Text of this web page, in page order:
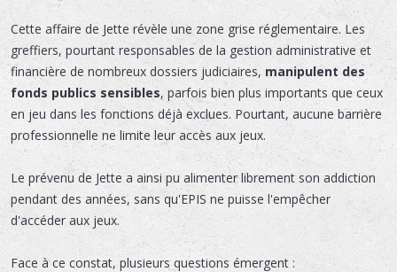
Cette affaire de Jette révèle une zone grise réglementaire. Les
greffiers, pourtant responsables de la gestion administrative et
financière de nombreux dossiers judiciaires, manipulent des
fonds publics sensibles, parfois bien plus importants que ceux
en jeu dans les fonctions déjà exclues. Pourtant, aucune barrière
professionnelle ne limite leur accès aux jeux.
Le prévenu de Jette a ainsi pu alimenter librement son addiction
pendant des années, sans qu'EPIS ne puisse l'empêcher
d'accéder aux jeux.
Face à ce constat, plusieurs questions émergent :